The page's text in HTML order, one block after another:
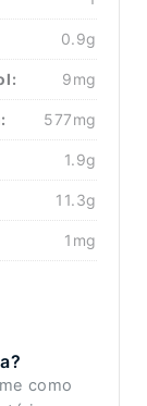
0.9g
9mg
577mg
1.9g
11.3g
1mg
como